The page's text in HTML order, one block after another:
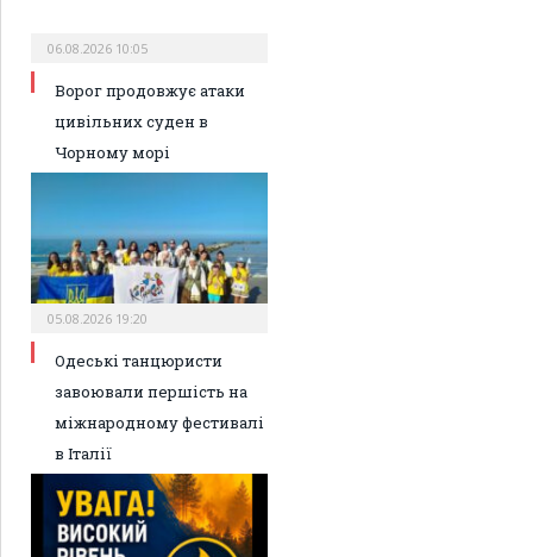
06.08.2026 10:05
Ворог продовжує атаки
цивільних суден в
Чорному морі
05.08.2026 19:20
Одеські танцюристи
завоювали першість на
міжнародному фестивалі
в Італії